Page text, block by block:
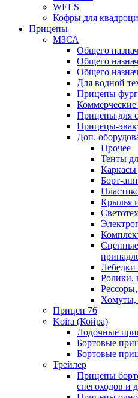
WELS
Кофры для
Прицепы
МЗСА
Общего
Общего
Общего
Для водной
Прицепы
Прицепы для
Прицецы-
Доп.
Прочее
Тенты
Борт-
Крылья
Сцепные
Ролики,
Хомуты,
Прицеп 76
Koira (Койра)
Лодочные
Бортовые
Бортовые
Трейлер
Прицепы
снегоходов и